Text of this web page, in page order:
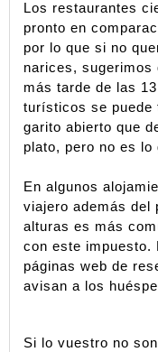
Los restaurantes
pronto en
por lo que si no
narices, sugerimos
más tarde de las
turísticos se puede
garito abierto que
plato, pero no es lo
En algunos
viajero además del
alturas es más
con este impuesto.
páginas web de
avisan a los
Si lo vuestro no